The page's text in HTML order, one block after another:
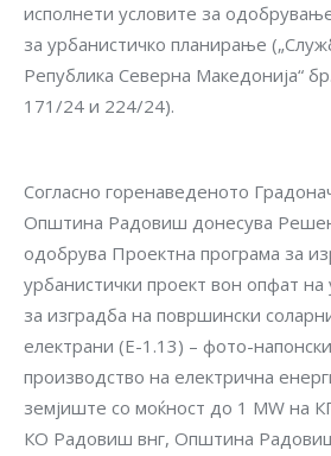
исполнети условите за
за урбанистичко планирање
Република Северна Македонија“
171/24 и 224/24).
Согласно горенаведеното
Општина Радовиш донесува
одобрува Проектна програма за
урбанистички проект вон опфат на
за изградба на површински
електрани (Е-1.13) – фото-
производство на електрична
земјиште со моќност до 1 MW на
КО Радовиш внг, Општина